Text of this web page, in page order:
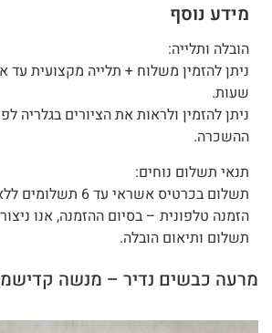
מידע נוסף
הובלה ותלייה:
שעות.
ניתן להזמין ולראות את הציורים בגלריה
ההשכרה.
תנאי תשלום נוחים:
תשלום בכרטיס אשראי עד 6 תשלומים ללא ריבית.
הזמנה טלפונית – בסיום ההזמנה, אנו
תשלום ותיאום הובלה.
מרעה כבשים נדיר – מנשה